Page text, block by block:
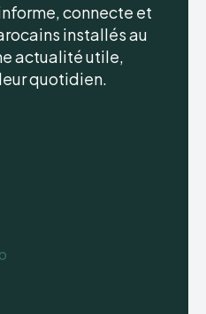
connecte et
installés au
actualité utile,
quotidien.